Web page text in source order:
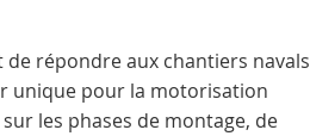
répondre aux chantiers navals
unique pour la motorisation
les phases de montage, de